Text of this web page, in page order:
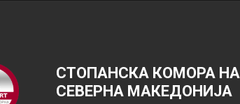
СТОПАНСКА КОМОРА НА
СЕВЕРНА МАКЕДОНИЈА